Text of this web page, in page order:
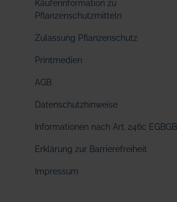
Käuferinformation zu
Pflanzenschutzmitteln
Zulassung Pflanzenschutz
Printmedien
AGB
Datenschutzhinweise
Informationen nach Art. 246c EGBGB
Erklärung zur Barrierefreiheit
Impressum